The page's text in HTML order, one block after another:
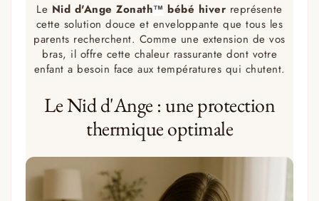
Le Nid d'Ange Zonath™ bébé hiver représente
cette solution douce et enveloppante que tous les
parents recherchent. Comme une extension de vos
bras, il offre cette chaleur rassurante dont votre
enfant a besoin face aux températures qui chutent.
Le Nid d'Ange : une protection
thermique optimale